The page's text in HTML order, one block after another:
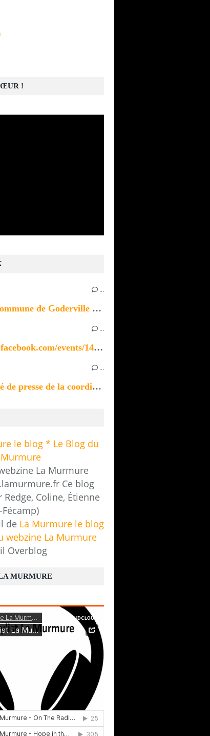
La Murmure
Ce blog
Coline, Étienne
de La Murmure le blog
webzine La Murmure
Overblog
…
Bonjour la commune de Goderville recherche un ou...
…
https://www.facebook.com/events/1433923370196535/
…
Communiqué de presse de la coordination des...
!
MURMURE